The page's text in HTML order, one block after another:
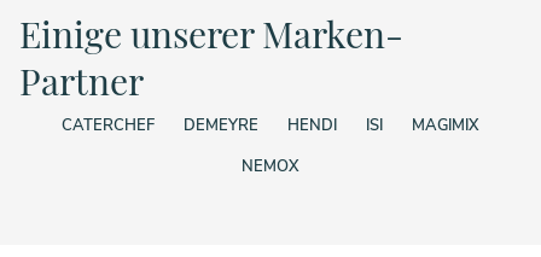
Einige unserer Marken-
Partner
CATERCHEF DEMEYRE HENDI ISI
MAGIMIX
NEMOX